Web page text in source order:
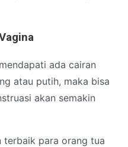
ada cairan
atau putih, maka bisa
akan semakin
terbaik para orang tua